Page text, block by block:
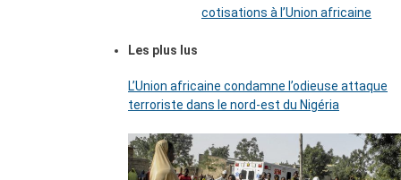
cotisations à l’Union africaine
Les plus lus
L’Union africaine condamne l’odieuse attaque
terroriste dans le nord-est du Nigéria